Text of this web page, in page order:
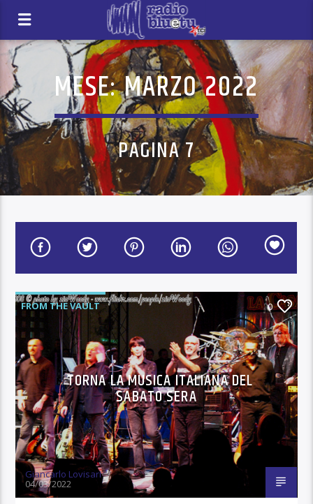
MESE:MARZO 2022
PAGINA 7
FROM THE VAULT 0
TORNA LA MUSICA ITALIANA DEL
SABATO SERA
Giancarlo Lovisari
04/03/2022